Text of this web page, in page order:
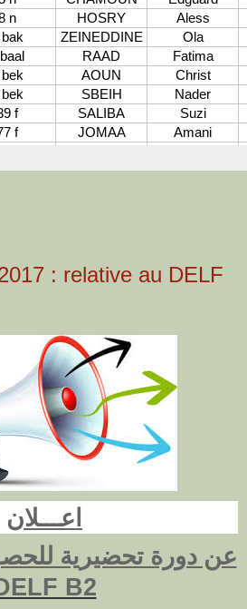
: relative au DELF
اعـــلان
عن دورة تحضيرية
B2